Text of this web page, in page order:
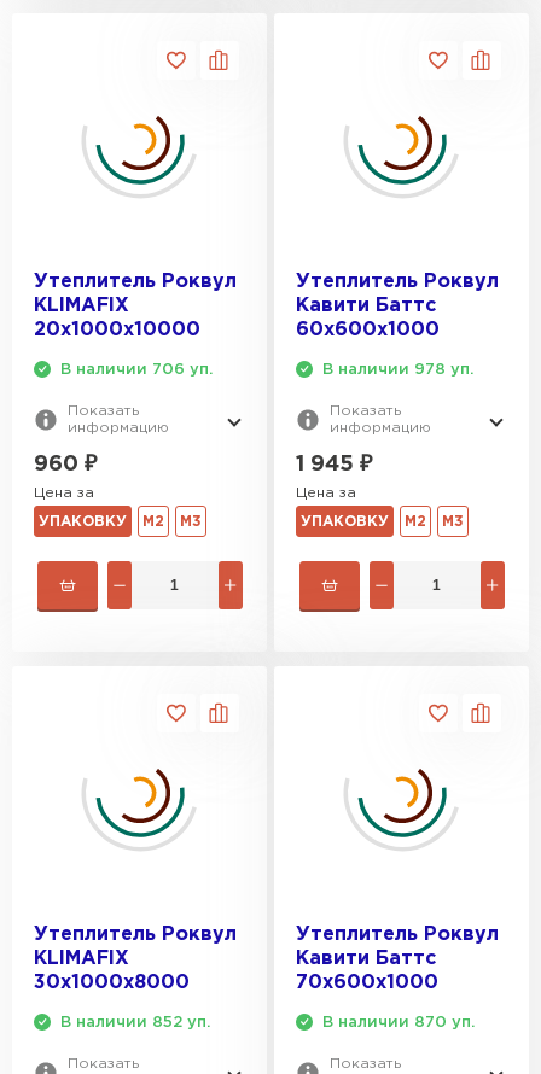
Утеплитель Роквул
KLIMAFIX
20х1000х10000
В наличии 706 уп.
Показать
информацию
960 ₽
Цена за
УПАКОВКУ М2 М3
Утеплитель Роквул
Кавити Баттс
60х600х1000
В наличии 978 уп.
Показать
информацию
1 945 ₽
Цена за
УПАКОВКУ М2 М3
Утеплитель Роквул
KLIMAFIX
30х1000х8000
В наличии 852 уп.
Показать
Утеплитель Роквул
Кавити Баттс
70х600х1000
В наличии 870 уп.
Показать
ПЕРЕЙТИ
ПЕРЕЙТИ
Утеплитель Rockwool
Утеплитель Юматекс Термо